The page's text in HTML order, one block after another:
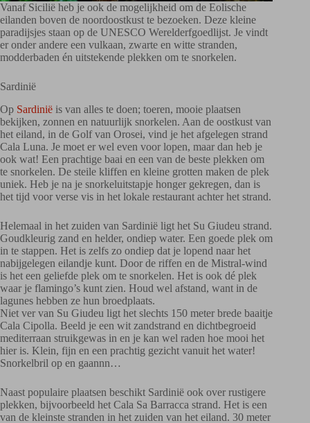
Vanaf Sicilië heb je ook de mogelijkheid om de Eolische
eilanden boven de noordoostkust te bezoeken. Deze kleine
paradijsjes staan op de UNESCO Werelderfgoedlijst. Je vindt
er onder andere een vulkaan, zwarte en witte stranden,
modderbaden én uitstekende plekken om te snorkelen.
Sardinië
Op Sardinië is van alles te doen; toeren, mooie plaatsen
bekijken, zonnen en natuurlijk snorkelen. Aan de oostkust van
het eiland, in de Golf van Orosei, vind je het afgelegen strand
Cala Luna. Je moet er wel even voor lopen, maar dan heb je
ook wat! Een prachtige baai en een van de beste plekken om
te snorkelen. De steile kliffen en kleine grotten maken de plek
uniek. Heb je na je snorkeluitstapje honger gekregen, dan is
het tijd voor verse vis in het lokale restaurant achter het strand.
Helemaal in het zuiden van Sardinië ligt het Su Giudeu strand.
Goudkleurig zand en helder, ondiep water. Een goede plek om
in te stappen. Het is zelfs zo ondiep dat je lopend naar het
nabijgelegen eilandje kunt. Door de riffen en de Mistral-wind
is het een geliefde plek om te snorkelen. Het is ook dé plek
waar je flamingo’s kunt zien. Houd wel afstand, want in de
lagunes hebben ze hun broedplaats.
Niet ver van Su Giudeu ligt het slechts 150 meter brede baaitje
Cala Cipolla. Beeld je een wit zandstrand en dichtbegroeid
mediterraan struikgewas in en je kan wel raden hoe mooi het
hier is. Klein, fijn en een prachtig gezicht vanuit het water!
Snorkelbril op en gaannn…
Naast populaire plaatsen beschikt Sardinië ook over rustigere
plekken, bijvoorbeeld het Cala Sa Barracca strand. Het is een
van de kleinste stranden in het zuiden van het eiland. 30 meter